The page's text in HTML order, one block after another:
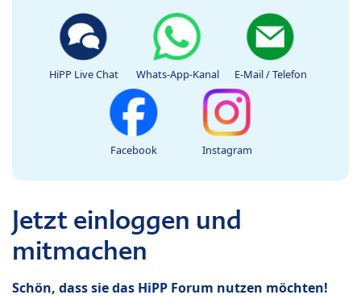
HiPP Live Chat Whats-App-Kanal E-Mail / Telefon
Facebook Instagram
Jetzt einloggen und
mitmachen
Schön, dass sie das HiPP Forum nutzen möchten!